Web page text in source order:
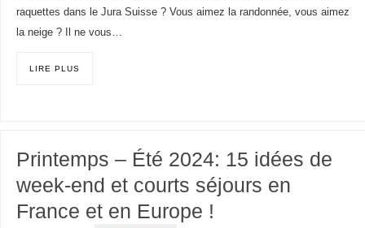
raquettes dans le Jura Suisse ? Vous aimez la randonnée, vous aimez
la neige ? Il ne vous…
LIRE PLUS
Printemps – Été 2024: 15 idées de
week-end et courts séjours en
France et en Europe !